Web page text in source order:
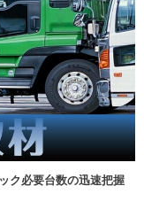
ク必要台数の迅速把握